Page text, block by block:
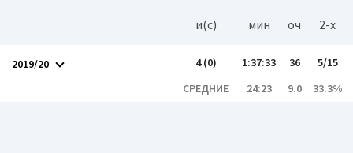
и(c) мин оч 2-x
2019/20 4 (0) 1:37:33 36
5/15
СРЕДНИЕ
24:23 9.0 33.3%